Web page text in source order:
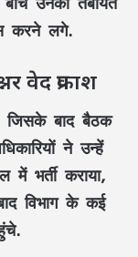
करने लगे.
वेद प्रकाश
जिसके बाद बैठक
ने उन्हें
भर्ती कराया,
विभाग के कई